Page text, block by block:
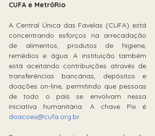
CUFA e MetrôRio
A Central Única das Favelas (CUFA) está
concentrando esforços na arrecadação
de alimentos, produtos de higiene,
remédios e água. A instituição também
está aceitando contribuições através de
transferências bancárias, depósitos e
doações on-line, permitindo que pessoas
de todo o país se envolvam nessa
doacoes@cufa.org.br.